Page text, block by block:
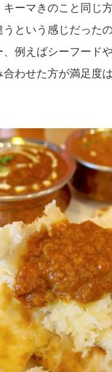
キーマきのこと同じ
うという感じだった
、例えばシーフード
合わせた方が満足度